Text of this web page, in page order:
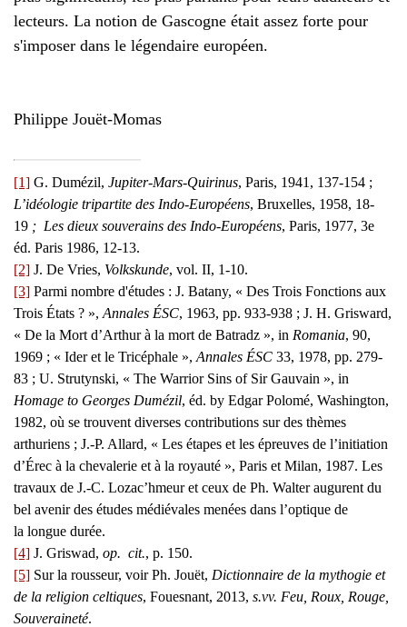
lecteurs. La notion de Gascogne était assez forte pour
s'imposer dans le légendaire européen.
Philippe Jouët-Momas
[1] G. Dumézil, Jupiter-Mars-Quirinus, Paris, 1941, 137-154 ;
L’idéologie tripartite des Indo-Européens, Bruxelles, 1958, 18-
19 ; Les dieux souverains des Indo-Européens, Paris, 1977, 3e
éd. Paris 1986, 12-13.
[2] J. De Vries, Volkskunde, vol. II, 1-10.
[3] Parmi nombre d'études : J. Batany, « Des Trois Fonctions aux
Trois États ? », Annales ÉSC, 1963, pp. 933-938 ; J. H. Grisward,
« De la Mort d’Arthur à la mort de Batradz », in Romania, 90,
1969 ; « Ider et le Tricéphale », Annales ÉSC 33, 1978, pp. 279-
83 ; U. Strutynski, « The Warrior Sins of Sir Gauvain », in
Homage to Georges Dumézil, éd. by Edgar Polomé, Washington,
1982, où se trouvent diverses contributions sur des thèmes
arthuriens ; J.-P. Allard, « Les étapes et les épreuves de l’initiation
d’Érec à la chevalerie et à la royauté », Paris et Milan, 1987. Les
travaux de J.-C. Lozac’hmeur et ceux de Ph. Walter augurent du
bel avenir des études médiévales menées dans l’optique de
la longue durée.
[4] J. Griswad, op. cit., p. 150.
[5] Sur la rousseur, voir Ph. Jouët, Dictionnaire de la mythogie et
de la religion celtiques, Fouesnant, 2013, s.vv. Feu, Roux, Rouge,
Souveraineté.